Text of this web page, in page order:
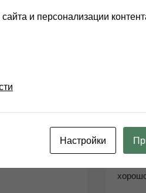
уровня
металлы, такие
музыке
ли это, или
Чем
10
и персонализации
Настройки